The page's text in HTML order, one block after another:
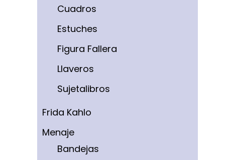
Cuadros
Estuches
Figura Fallera
Llaveros
Sujetalibros
Frida Kahlo
Menaje
Bandejas